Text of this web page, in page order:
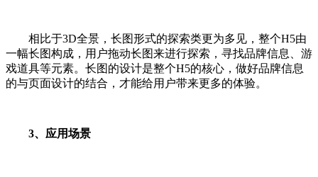
相比于3D全景，长图形式的探索类更为多见，整个H5由
一幅长图构成，用户拖动长图来进行探索，寻找品牌信息、游
戏道具等元素。长图的设计是整个H5的核心，做好品牌信息
的与页面设计的结合，才能给用户带来更多的体验。
3、应用场景